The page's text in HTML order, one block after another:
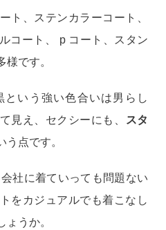
ト、ステンカラーコート、
コート、 p コート、スタン
様です。
という強い色合いは男らし
見え、セクシーにも、
スタ
う点です。
社に着ていっても問題ない
をカジュアルでも着こなし
うか。